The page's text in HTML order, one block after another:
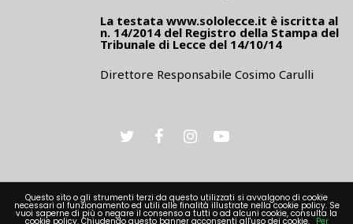
La testata www.sololecce.it è iscritta al
n. 14/2014 del Registro della Stampa del
Tribunale di Lecce del 14/10/14
Direttore Responsabile Cosimo Carulli
PRIVACY
Questo sito o gli strumenti terzi da questo utilizzati si avvalgono di cookie
necessari al funzionamento ed utili alle finalità illustrate nella cookie policy. Se
vuoi saperne di più o negare il consenso a tutti o ad alcuni cookie, consulta la
cookie policy. Chiudendo questo banner acconsenti all'uso dei cookie. Per